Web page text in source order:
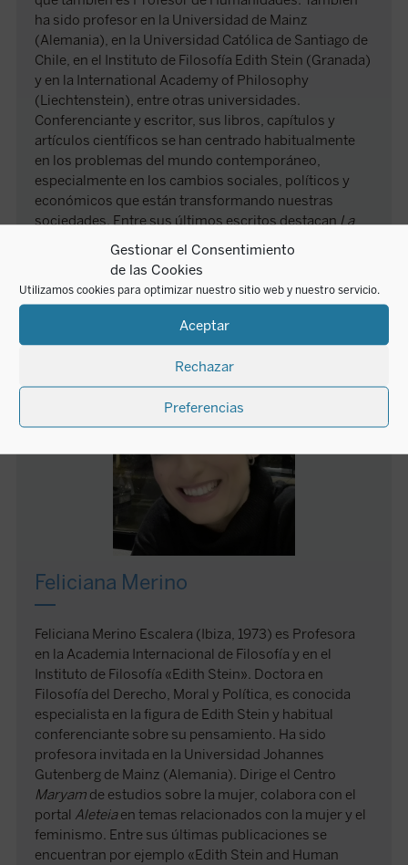
Gestionar el Consentimiento
de las Cookies
Utilizamos cookies para optimizar nuestro sitio web y nuestro servicio.
Aceptar
Rechazar
Preferencias
ha sido profesor en la Universidad de Mainz
(Alemania), en la Universidad Católica de Santiago de
Chile, en el Instituto de Filosofía Edith Stein (Granada)
y en la International Academy of Philosophy
(Liechtenstein), entre otras universidades.
Conferenciante y escritor, sus libros, capítulos y
artículos científicos se han centrado habitualmente
en los problemas del mundo contemporáneo,
especialmente en los cambios sociales, políticos y
económicos que están transformando nuestras
sociedades. Entre sus últimos escritos destacanLa
(2019, Encuentro) y
Mayo del 68:
cuéntame cómo te ha ido
AUTORA
Feliciana Merino
Feliciana Merino Escalera (Ibiza, 1973) es Profesora
en la Academia Internacional de Filosofía y en el
Instituto de Filosofía «Edith Stein». Doctora en
Filosofía del Derecho, Moral y Política, es conocida
especialista en la figura de Edith Stein y habitual
conferenciante sobre su pensamiento. Ha sido
profesora invitada en la Universidad Johannes
Gutenberg de Mainz (Alemania). Dirige el Centro
Maryam de estudios sobre la mujer, colabora con el
portal Aleteiaen temas relacionados con la mujer y el
feminismo. Entre sus últimas publicaciones se
encuentran por ejemplo «Edith Stein and Human